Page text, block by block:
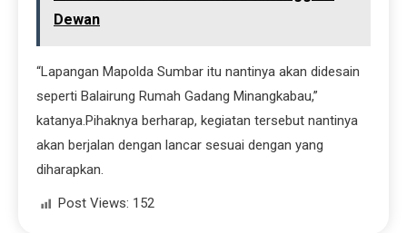
Dewan
“Lapangan Mapolda Sumbar itu nantinya akan didesain
seperti Balairung Rumah Gadang Minangkabau,”
katanya.Pihaknya berharap, kegiatan tersebut nantinya
akan berjalan dengan lancar sesuai dengan yang
diharapkan.
Post Views: 152